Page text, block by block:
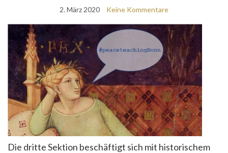
2. März 2020 Keine Kommentare
Die dritte Sektion beschäftigt sich mit historischem